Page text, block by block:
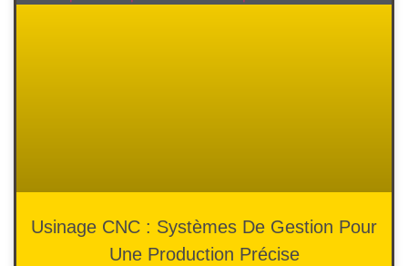
Usinage CNC : Systèmes De Gestion Pour
Une Production Précise